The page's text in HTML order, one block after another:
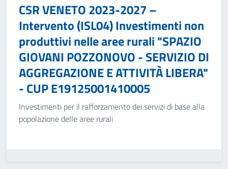
CSR VENETO 2023-2027 –
Intervento (ISL04) Investimenti non
produttivi nelle aree rurali "SPAZIO
GIOVANI POZZONOVO - SERVIZIO DI
AGGREGAZIONE E ATTIVITÀ LIBERA"
- CUP E19125001410005
Investimenti per il rafforzamento dei servizi di base alla
popolazione delle aree rurali